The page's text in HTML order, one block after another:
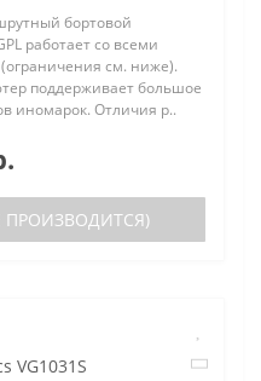
бортовой
работает со всеми
см. ниже).
поддерживает большое
иномарок. Отличия р..
ПРОИЗВОДИТСЯ)